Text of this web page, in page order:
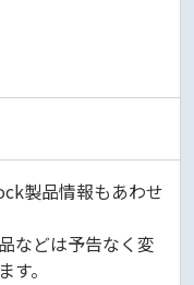
製品情報もあわせ
などは予告なく変
。